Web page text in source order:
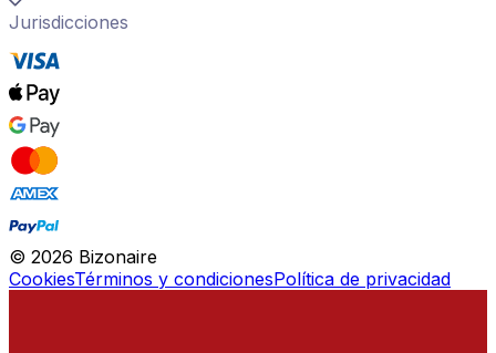
Jurisdicciones
© 2026 Bizonaire
CookiesTérminos y condicionesPolítica de privacidad